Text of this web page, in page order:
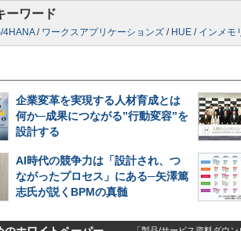
ーワード
4HANA/ ワークスアプリケーションズ / HUE / インメモ
企業変革を実現する人材育成とは
何か─成果につながる”行動変容”を
設計する
AI時代の競争力は「設計され、つ
ながったプロセス」にある─矢澤篤
志氏が説くBPMの真髄